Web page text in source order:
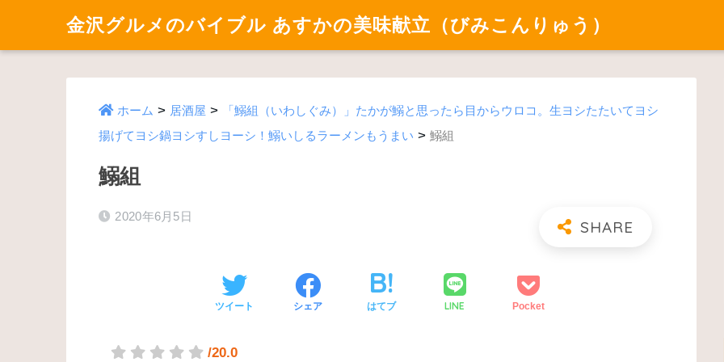
金沢グルメのバイブル あすかの美味献立（びみこんりゅう）
ホーム > 居酒屋 >
「鰯組（いわしぐみ）」たかが鰯と思ったら目からウロコ。生ヨシたたいてヨシ
揚げてヨシ鍋ヨシすしヨーシ！鰯いしるラーメンもうまい > 鰯組
鰯組
2020年6月5日
ツイート シェア はてブ LINE Pocket
/20.0